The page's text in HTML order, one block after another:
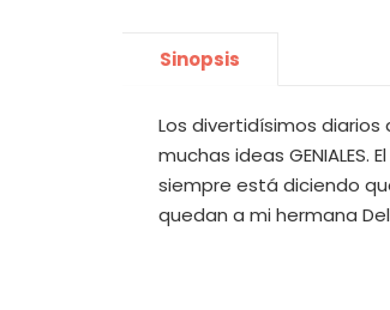
Sinopsis
Los divertidísimos diarios
muchas ideas
siempre está diciendo
quedan a mi hermana